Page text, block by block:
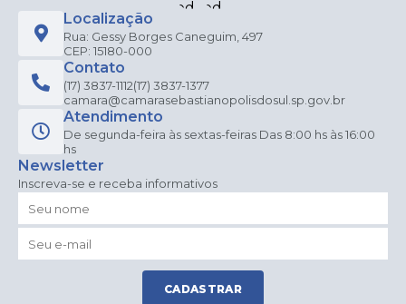
Localização
Rua: Gessy Borges Caneguim, 497
CEP: 15180-000
Contato
(17) 3837-1112(17) 3837-1377
camara@camarasebastianopolisdosul.sp.gov.br
Atendimento
De segunda-feira às sextas-feiras Das 8:00 hs às 16:00
hs
Newsletter
Inscreva-se e receba informativos
CADASTRAR